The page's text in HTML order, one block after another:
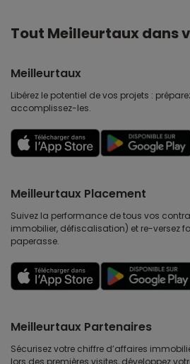
Tout Meilleurtaux dans
Meilleurtaux
Libérez le potentiel de vos projets :
accomplissez-les.
Meilleurtaux Placement
Suivez la performance de tous vos
immobilier, défiscalisation) et re-versez
paperasse.
Meilleurtaux Partenaires
Sécurisez votre chiffre d’affaires
lors des premières visites, développez